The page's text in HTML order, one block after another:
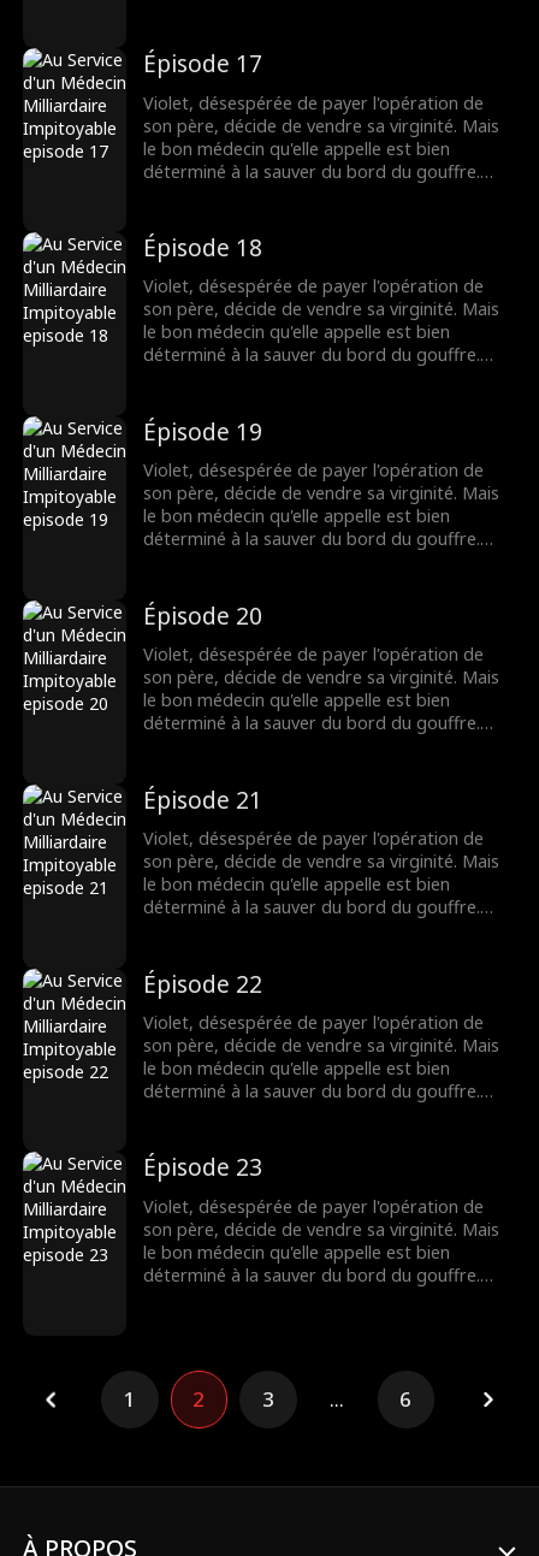
même s'il pensait au départ qu'elle n'était
qu'une chercheuse d'or. Lorsque leurs plus
sombres secrets éclatent au grand jour, leur
lien fragile pourra-t-il survivre ?
Épisode 17
Violet, désespérée de payer l'opération de
son père, décide de vendre sa virginité. Mais
le bon médecin qu'elle appelle est bien
déterminé à la sauver du bord du gouffre.
même s'il pensait au départ qu'elle n'était
qu'une chercheuse d'or. Lorsque leurs plus
sombres secrets éclatent au grand jour, leur
lien fragile pourra-t-il survivre ?
Épisode 18
Violet, désespérée de payer l'opération de
son père, décide de vendre sa virginité. Mais
le bon médecin qu'elle appelle est bien
déterminé à la sauver du bord du gouffre.
même s'il pensait au départ qu'elle n'était
qu'une chercheuse d'or. Lorsque leurs plus
sombres secrets éclatent au grand jour, leur
lien fragile pourra-t-il survivre ?
Épisode 19
Violet, désespérée de payer l'opération de
son père, décide de vendre sa virginité. Mais
le bon médecin qu'elle appelle est bien
déterminé à la sauver du bord du gouffre.
même s'il pensait au départ qu'elle n'était
qu'une chercheuse d'or. Lorsque leurs plus
sombres secrets éclatent au grand jour, leur
lien fragile pourra-t-il survivre ?
Épisode 20
Violet, désespérée de payer l'opération de
son père, décide de vendre sa virginité. Mais
le bon médecin qu'elle appelle est bien
déterminé à la sauver du bord du gouffre.
même s'il pensait au départ qu'elle n'était
qu'une chercheuse d'or. Lorsque leurs plus
sombres secrets éclatent au grand jour, leur
lien fragile pourra-t-il survivre ?
Épisode 21
Violet, désespérée de payer l'opération de
son père, décide de vendre sa virginité. Mais
le bon médecin qu'elle appelle est bien
déterminé à la sauver du bord du gouffre.
même s'il pensait au départ qu'elle n'était
qu'une chercheuse d'or. Lorsque leurs plus
sombres secrets éclatent au grand jour, leur
lien fragile pourra-t-il survivre ?
Épisode 22
Violet, désespérée de payer l'opération de
son père, décide de vendre sa virginité. Mais
le bon médecin qu'elle appelle est bien
déterminé à la sauver du bord du gouffre.
même s'il pensait au départ qu'elle n'était
qu'une chercheuse d'or. Lorsque leurs plus
sombres secrets éclatent au grand jour, leur
lien fragile pourra-t-il survivre ?
Épisode 23
Violet, désespérée de payer l'opération de
son père, décide de vendre sa virginité. Mais
le bon médecin qu'elle appelle est bien
déterminé à la sauver du bord du gouffre.
qu'une chercheuse d'or. Lorsque leurs plus
sombres secrets éclatent au grand jour, leur
lien fragile pourra-t-il survivre ?
1 2 3 ... 6
À PROPOS